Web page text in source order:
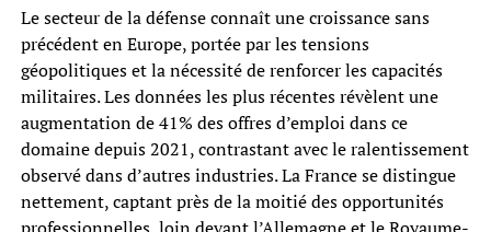
Le secteur de la défense connaît une croissance sans
précédent en Europe, portée par les tensions
géopolitiques et la nécessité de renforcer les capacités
militaires. Les données les plus récentes révèlent une
augmentation de 41% des offres d’emploi dans ce
domaine depuis 2021, contrastant avec le ralentissement
observé dans d’autres industries. La France se distingue
nettement, captant près de la moitié des opportunités